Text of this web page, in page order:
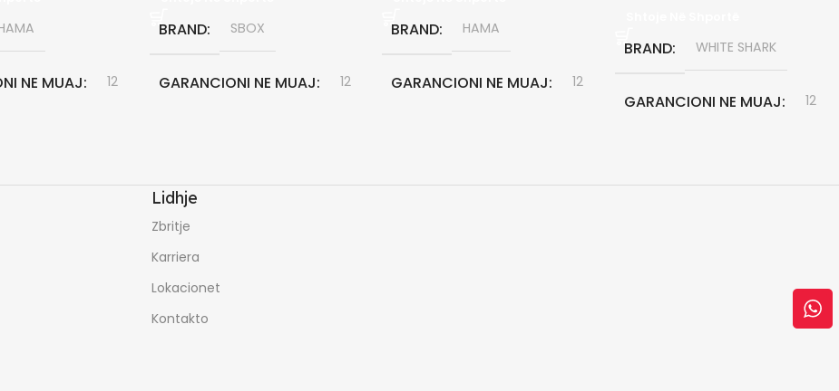
NE MUAJ 12
BRAND SBOX
GARANCIONI NE MUAJ 12
BRAND HAMA
GARANCIONI NE MUAJ 12
BRAND WHITE SHARK
GARANCIONI NE MUAJ 12
Lidhje
Zbritje
Karriera
Lokacionet
Kontakto